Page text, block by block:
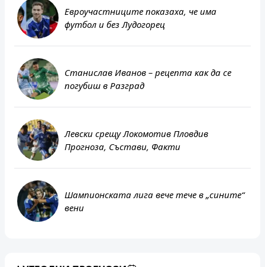
Евроучастниците показаха, че има
футбол и без Лудогорец
Станислав Иванов – рецепта как да се
погубиш в Разград
Левски срещу Локомотив Пловдив
Прогноза, Състави, Факти
Шампионската лига вече тече в „сините“
вени